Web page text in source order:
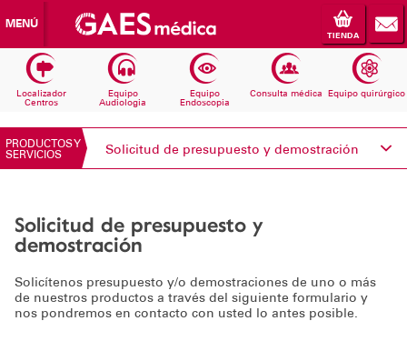
MENÚ
TIENDA
Localizador
Centros
Equipo
Audiologia
Equipo
Endoscopia
Consulta médica Equipo quirúrgico
PRODUCTOS Y
SERVICIOS
Solicitud de presupuesto y demostración
Equipos Audiología
Equipos Consulta médica
Solicitud de presupuesto y
demostración
Solicítenos presupuesto y/o demostraciones de uno o más
de nuestros productos a través del siguiente formulario y
nos pondremos en contacto con usted lo antes posible.